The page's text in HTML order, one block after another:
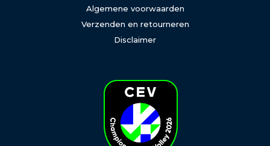
Algemene voorwaarden
Verzenden en retourneren
Disclaimer